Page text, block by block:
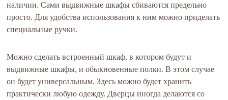
наличии. Сами выдвижные шкафы сбиваются предельно
просто. Для удобства использования к ним можно приделать
специальные ручки.
Можно сделать встроенный шкаф, в котором будут и
выдвижные шкафы, и обыкновенные полки. В этом случае
он будет универсальным. Здесь можно будет хранить
практически любую одежду. Дверцы иногда делаются со